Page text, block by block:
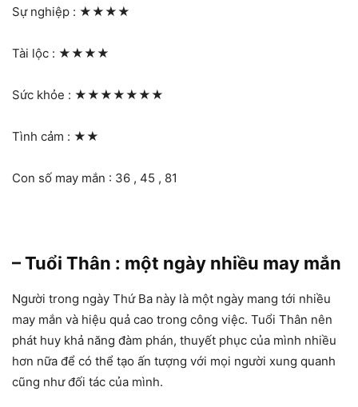
Sự nghiệp : ★★★★
Tài lộc : ★★★★
Sức khỏe : ★★★★★★★
Tình cảm : ★★
Con số may mắn : 36 , 45 , 81
– Tuổi Thân : một ngày nhiều may mắn
Người trong ngày Thứ Ba này là một ngày mang tới nhiều
may mắn và hiệu quả cao trong công việc. Tuổi Thân nên
phát huy khả năng đàm phán, thuyết phục của mình nhiều
hơn nữa để có thể tạo ấn tượng với mọi người xung quanh
cũng như đối tác của mình.